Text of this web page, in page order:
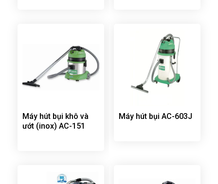
Máy hút bụi khô và
ướt (inox) AC-151
Máy hút bụi AC-603J